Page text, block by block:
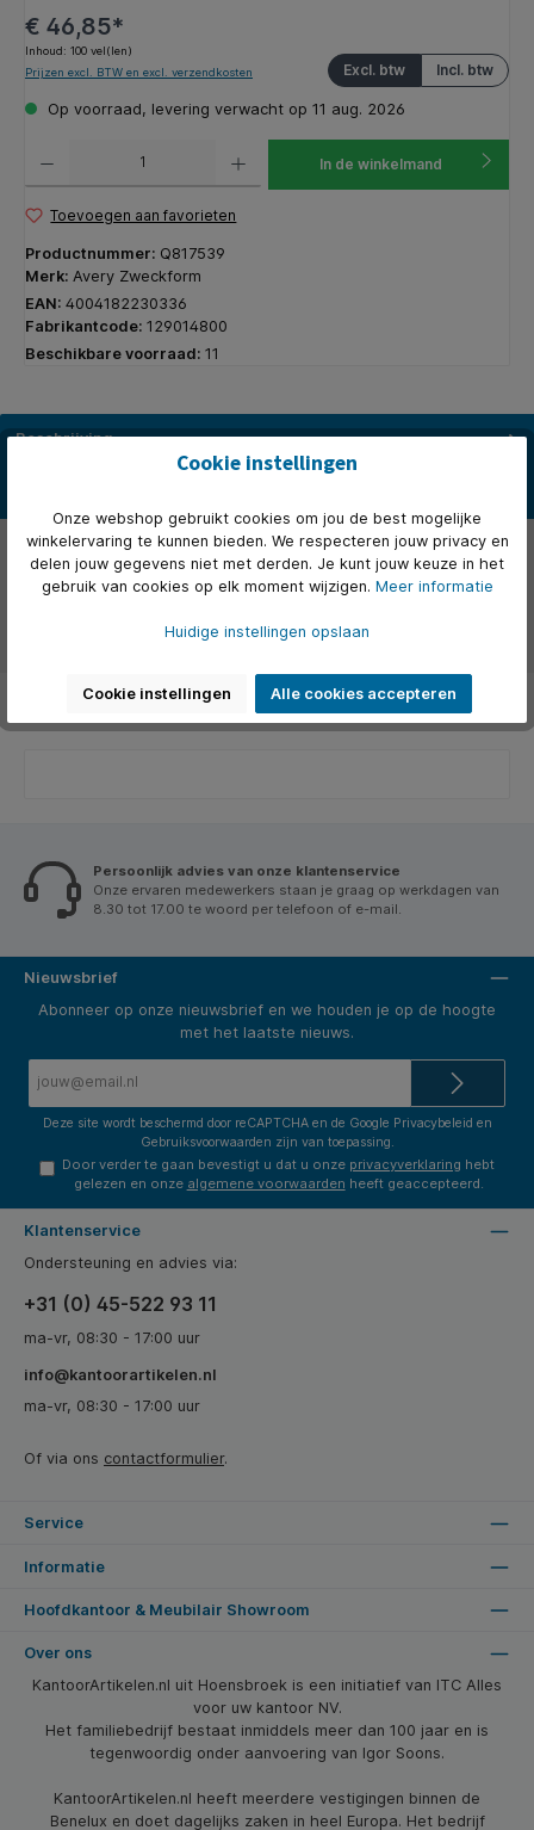
€ 46,85*
Inhoud: 100 vel(len)
Incl. btw
Excl. btw
Prijzen excl. BTW en excl. verzendkosten
Op voorraad, levering verwacht op 11 aug. 2026
In de winkelmand
Toevoegen aan favorieten
Productnummer: Q817539
Merk: Avery Zweckform
EAN: 4004182230336
Fabrikantcode: 129014800
Beschikbare voorraad: 11
Beschrijving
* Zelfklevende etiketten op A4-vellen. * Geschikt voor inkjet-,
Eigenschappen
Over het merk
Persoonlijk advies van onze klantenservice
Onze ervaren medewerkers staan je graag op werkdagen van
8.30 tot 17.00 te woord per telefoon of e-mail.
Nieuwsbrief
Abonneer op onze nieuwsbrief en we houden je op de hoogte
met het laatste nieuws.
Deze site wordt beschermd door reCAPTCHA en de Google Privacybeleid en
Gebruiksvoorwaarden zijn van toepassing.
Door verder te gaan bevestigt u dat u onze privacyverklaring hebt
gelezen en onze algemene voorwaarden heeft geaccepteerd.
Klantenservice
Ondersteuning en advies via:
+31 (0) 45-522 93 11
ma-vr, 08:30 - 17:00 uur
info@kantoorartikelen.nl
ma-vr, 08:30 - 17:00 uur
Of via ons contactformulier.
Service
Informatie
Hoofdkantoor & Meubilair Showroom
Over ons
KantoorArtikelen.nl uit Hoensbroek is een initiatief van ITC Alles
voor uw kantoor NV.
Het familiebedrijf bestaat inmiddels meer dan 100 jaar en is
tegenwoordig onder aanvoering van Igor Soons.
KantoorArtikelen.nl heeft meerdere vestigingen binnen de
Benelux en doet dagelijks zaken in heel Europa. Het bedrijf
Cookie instellingen
Onze webshop gebruikt cookies om jou de best mogelijke
winkelervaring te kunnen bieden. We respecteren jouw privacy en
delen jouw gegevens niet met derden. Je kunt jouw keuze in het
gebruik van cookies op elk moment wijzigen. Meer informatie
Huidige instellingen opslaan
Cookie instellingen Alle cookies accepteren